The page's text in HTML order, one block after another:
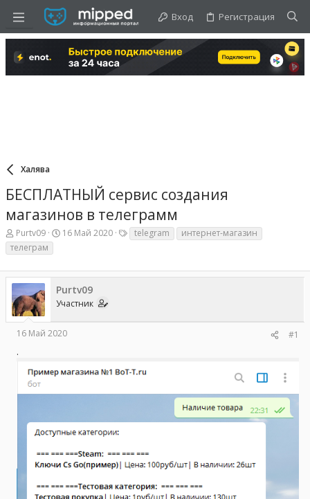
Вход Регистрация
Халява
БЕСПЛАТНЫЙ сервис создания
магазинов в телеграмм
А
в
т
р
т
е
м
ы
Purtv09
Д
н
а
а
л
а
16 Май 2020
Т
е
telegram
интернет-магазин
телеграм
Purtv09
Участник
16 Май 2020 #1
.